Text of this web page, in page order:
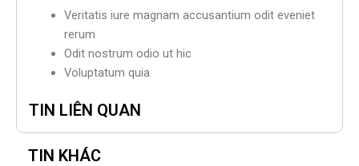
Veritatis iure magnam accusantium odit eveniet
rerum
Odit nostrum odio ut hic
Voluptatum quia
TIN LIÊN QUAN
TIN KHÁC